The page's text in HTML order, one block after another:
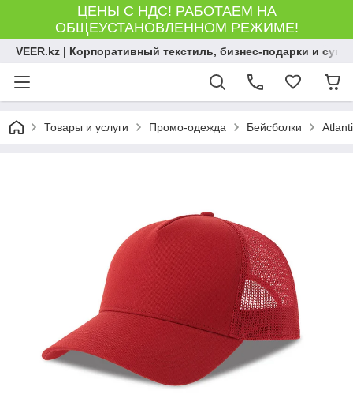
ЦЕНЫ С НДС! РАБОТАЕМ НА
ОБЩЕУСТАНОВЛЕННОМ РЕЖИМЕ!
VEER.kz | Корпоративный текстиль, бизнес-подарки и
Товары и услуги Промо-одежда Бейсболки